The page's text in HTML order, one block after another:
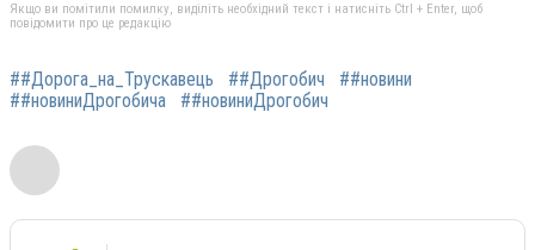
Якщо ви помітили помилку, виділіть необхідний текст і натисніть Ctrl + Enter, щоб
повідомити про це редакцію
##Дорога_на_Трускавець ##Дрогобич
##новини
##новиниДрогобича
##новиниДрогобич